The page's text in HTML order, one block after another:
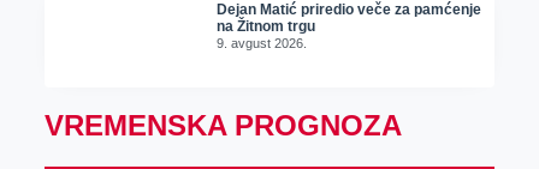
Dejan Matić priredio veče za pamćenje
na Žitnom trgu
9. avgust 2026.
VREMENSKA PROGNOZA